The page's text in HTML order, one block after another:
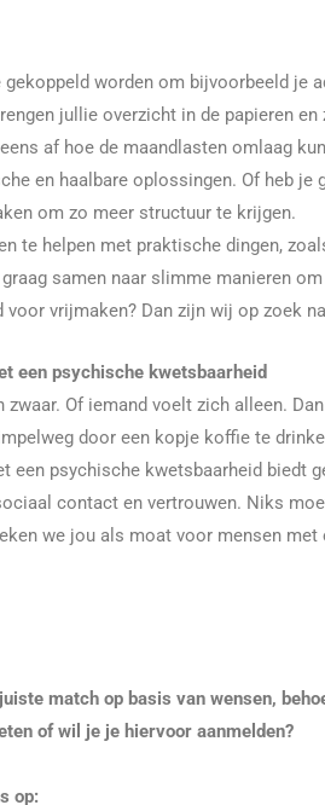
gekoppeld worden om bijvoorbeeld je
jullie overzicht in de papieren
af hoe de maandlasten omlaag
en haalbare oplossingen. Of heb je
om zo meer structuur te krijgen.
te helpen met praktische dingen,
samen naar slimme manieren
vrijmaken? Dan zijn wij op zoek
een psychische kwetsbaarheid
Of iemand voelt zich alleen.
door een kopje koffie te
een psychische kwetsbaarheid biedt
contact en vertrouwen. Niks
we jou als moat voor mensen
match op basis van wensen,
of wil je je hiervoor aanmelden?
op: